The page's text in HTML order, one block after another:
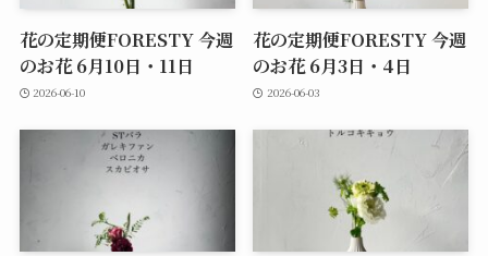
花の定期便FORESTY 今週
のお花 6月10日・11日
2026-06-10
花の定期便FORESTY 今週
のお花 6月3日・4日
2026-06-03